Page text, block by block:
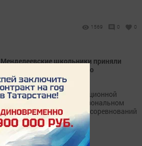
1569 0 0
Менделеевские школьники приняли
участие в соревнованиях по
настольному теннису
Команда учащихся коррекционной
школы приняла участие в зональном
этапе XII Республиканских соревнований
по настольному теннису.